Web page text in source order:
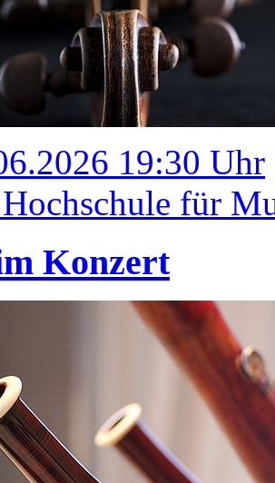
19:30 Uhr
für
Konzert